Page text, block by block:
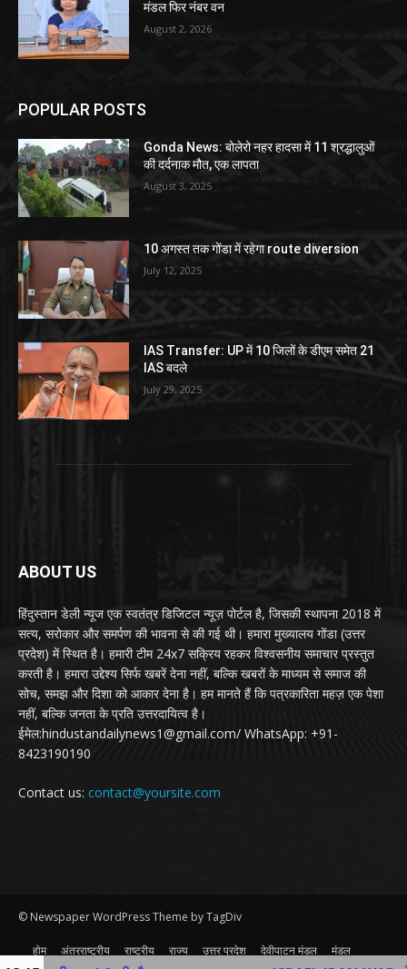
मंडल फिर नंबर वन
August 2, 2026
POPULAR POSTS
Gonda News: बोलेरो नहर हादसा में 11 श्रद्धालुओं
की दर्दनाक मौत, एक लापता
August 3, 2025
10 अगस्त तक गोंडा में रहेगा route diversion
July 12, 2025
IAS Transfer: UP में 10 जिलों के डीएम समेत 21
IAS बदले
July 29, 2025
ABOUT US
हिंदुस्तान डेली न्यूज एक स्वतंत्र डिजिटल न्यूज़ पोर्टल है, जिसकी स्थापना 2018 में
सत्य, सरोकार और समर्पण की भावना से की गई थी। हमारा मुख्यालय गोंडा (उत्तर
प्रदेश) में स्थित है। हमारी टीम 24x7 सक्रिय रहकर विश्वसनीय समाचार प्रस्तुत
करती है। हमारा उद्देश्य सिर्फ खबरें देना नहीं, बल्कि खबरों के माध्यम से समाज की
सोच, समझ और दिशा को आकार देना है। हम मानते हैं कि पत्रकारिता महज़ एक पेशा
नहीं, बल्कि जनता के प्रति उत्तरदायित्व है।
ईमेल:hindustandailynews1@gmail.com/ WhatsApp: +91-
8423190190
Contact us: contact@yoursite.com
© Newspaper WordPress Theme by TagDiv
होम अंतरराष्ट्रीय राष्ट्रीय राज्य उत्तर प्रदेश देवीपाटन मंडल
मंडल